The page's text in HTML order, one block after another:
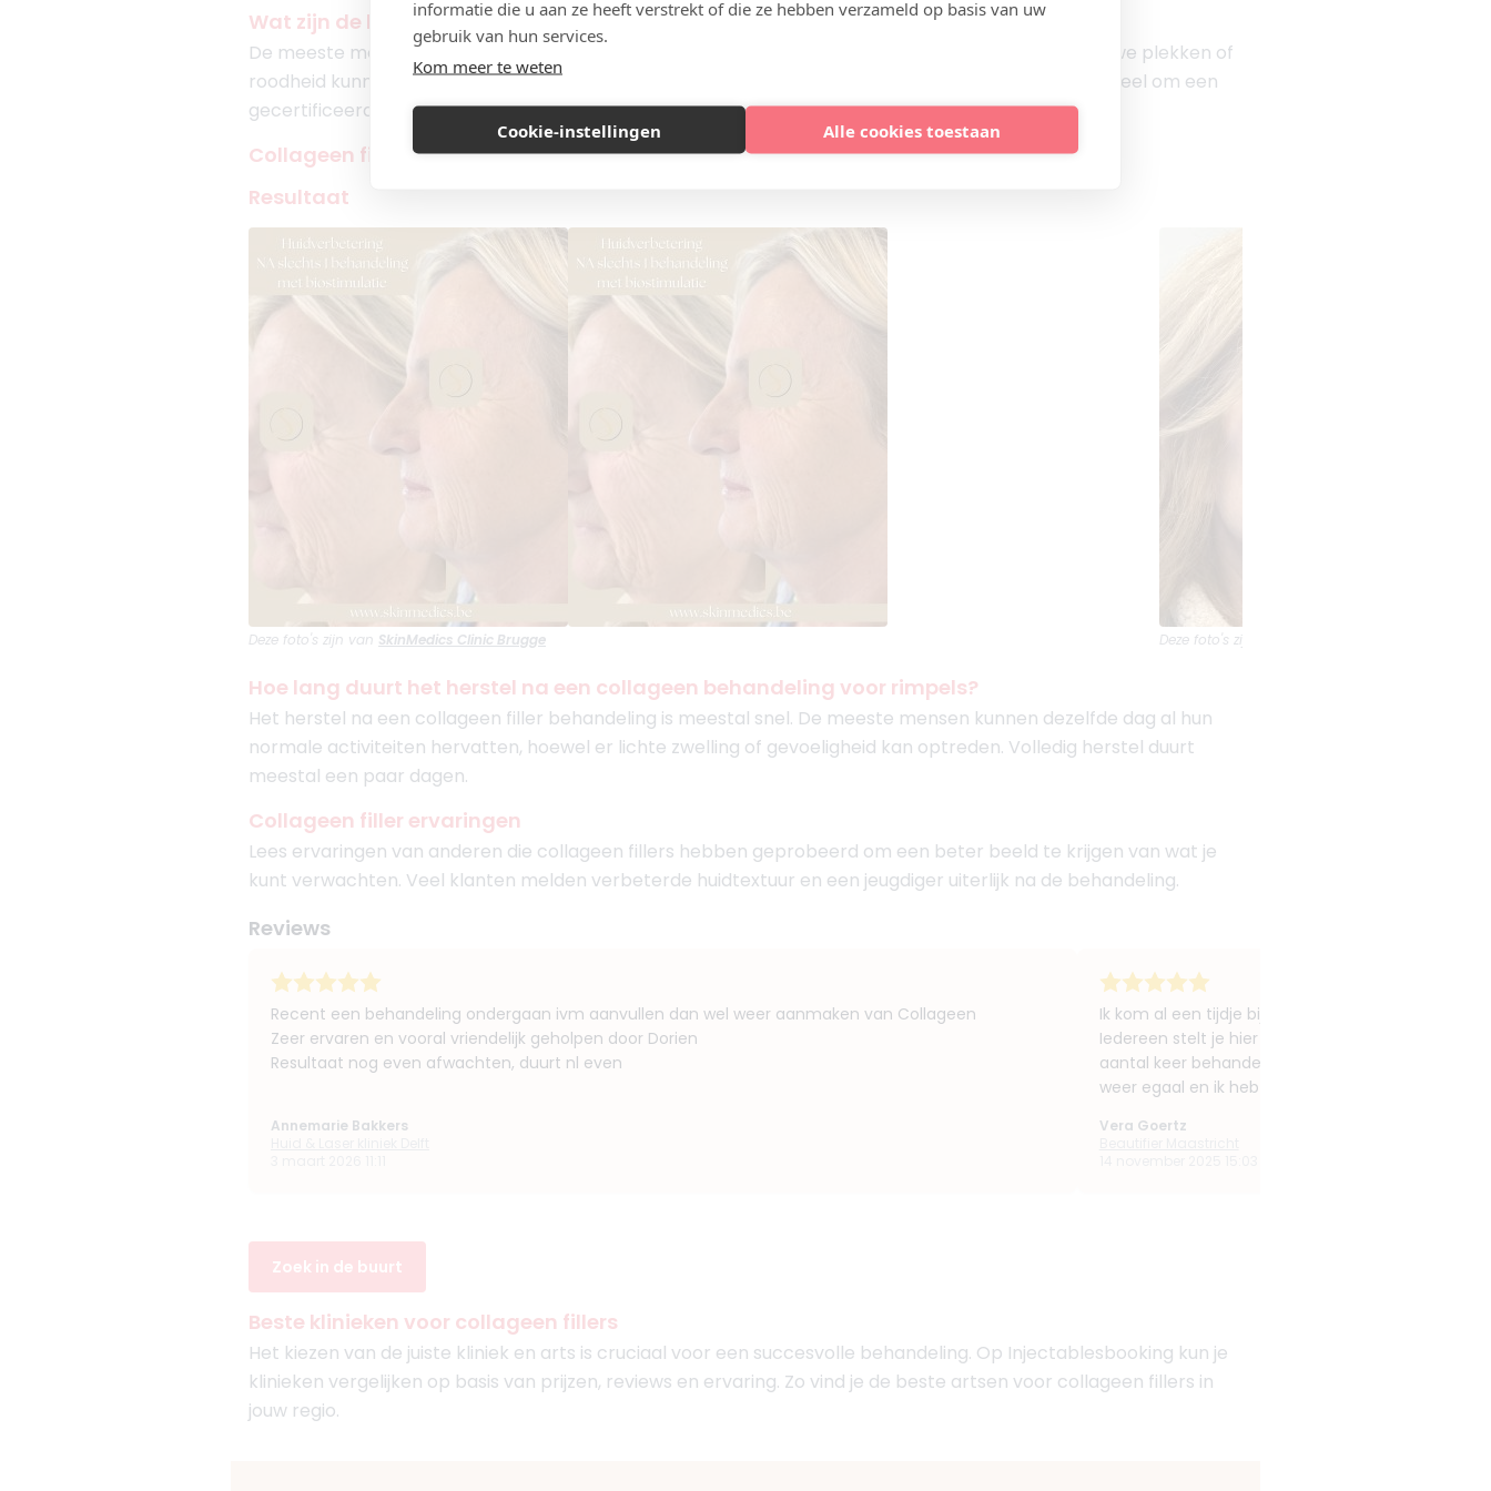
informatie die u aan ze heeft verstrekt of die ze hebben verzameld op basis van uw
gebruik van hun services.
Kom meer te weten
Cookie-instellingen Alle cookies toestaan
Wat zijn de bijwerkingen of risico’s van collageen fillers?
De meeste mensen ervaren geen ernstige bijwerkingen, maar tijdelijke effecten zoals zwelling, blauwe plekken of
roodheid kunnen optreden. Zeldzame bijwerkingen zijn infecties of allergische reacties. Het is essentieel om een
gecertificeerde arts te kiezen om risico's te minimaliseren.
Collageen filler voor- en na
Resultaat
Deze foto's zijn van SkinMedics Clinic Brugge Deze foto's zijn van
Hoe lang duurt het herstel na een collageen behandeling voor rimpels?
Het herstel na een collageen filler behandeling is meestal snel. De meeste mensen kunnen dezelfde dag al hun
normale activiteiten hervatten, hoewel er lichte zwelling of gevoeligheid kan optreden. Volledig herstel duurt
meestal een paar dagen.
Collageen filler ervaringen
Lees ervaringen van anderen die collageen fillers hebben geprobeerd om een beter beeld te krijgen van wat je
kunt verwachten. Veel klanten melden verbeterde huidtextuur en een jeugdiger uiterlijk na de behandeling.
Reviews
Recent een behandeling ondergaan ivm aanvullen dan wel weer aanmaken van Collageen
Zeer ervaren en vooral vriendelijk geholpen door Dorien
Resultaat nog even afwachten, duurt nl even
Annemarie Bakkers
Ik kom al een tijdje bij Beautifier voor diverse
Iedereen stelt je hier zo op het gemak. Mijn rode,
aantal keer behandeld met de IPL laser op
weer egaal en ik heb mijn zelfvertrouwen terug!
Vera Goertz
Zoek in de buurt
Beste klinieken voor collageen fillers
Het kiezen van de juiste kliniek en arts is cruciaal voor een succesvolle behandeling. Op Injectablesbooking kun je
klinieken vergelijken op basis van prijzen, reviews en ervaring. Zo vind je de beste artsen voor collageen fillers in
jouw regio.